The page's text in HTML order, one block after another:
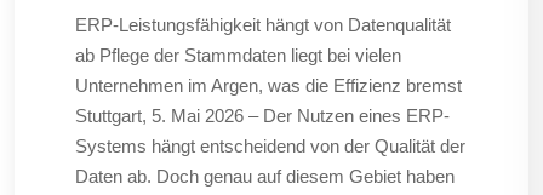
ERP-Leistungsfähigkeit hängt von Datenqualität
ab Pflege der Stammdaten liegt bei vielen
Unternehmen im Argen, was die Effizienz bremst
Stuttgart, 5. Mai 2026 – Der Nutzen eines ERP-
Systems hängt entscheidend von der Qualität der
Daten ab. Doch genau auf diesem Gebiet haben